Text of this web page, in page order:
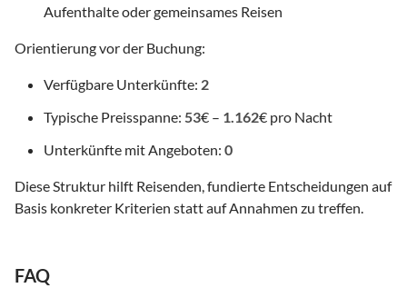
Aufenthalte oder gemeinsames Reisen
Orientierung vor der Buchung:
Verfügbare Unterkünfte: 2
Typische Preisspanne: 53€ – 1.162€ pro Nacht
Unterkünfte mit Angeboten: 0
Diese Struktur hilft Reisenden, fundierte Entscheidungen auf
Basis konkreter Kriterien statt auf Annahmen zu treffen.
FAQ